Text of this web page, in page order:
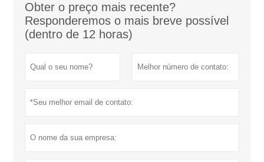
Obter o preço mais recente?
Responderemos o mais breve possível
(dentro de 12 horas)